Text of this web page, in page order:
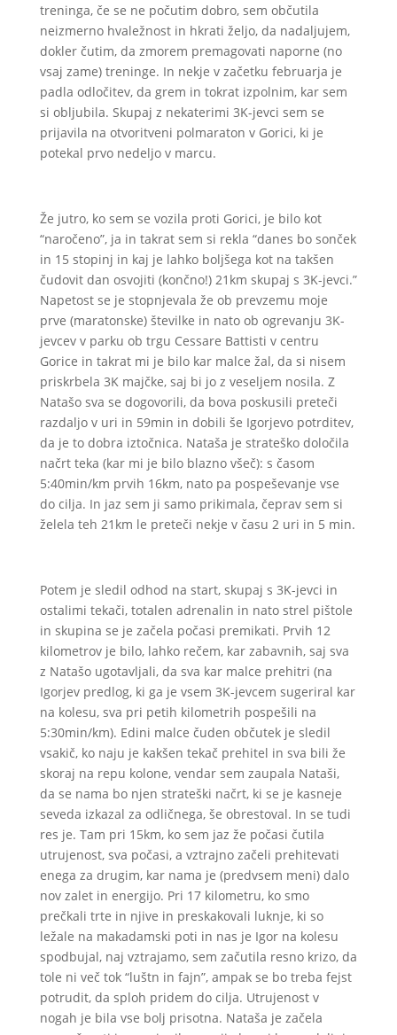
treninga, če se ne počutim dobro, sem občutila
neizmerno hvaležnost in hkrati željo, da nadaljujem,
dokler čutim, da zmorem premagovati naporne (no
vsaj zame) treninge. In nekje v začetku februarja je
padla odločitev, da grem in tokrat izpolnim, kar sem
si obljubila. Skupaj z nekaterimi 3K-jevci sem se
prijavila na otvoritveni polmaraton v Gorici, ki je
potekal prvo nedeljo v marcu.
Že jutro, ko sem se vozila proti Gorici, je bilo kot
“naročeno”, ja in takrat sem si rekla “danes bo sonček
in 15 stopinj in kaj je lahko boljšega kot na takšen
čudovit dan osvojiti (končno!) 21km skupaj s 3K-jevci.”
Napetost se je stopnjevala že ob prevzemu moje
prve (maratonske) številke in nato ob ogrevanju 3K-
jevcev v parku ob trgu Cessare Battisti v centru
Gorice in takrat mi je bilo kar malce žal, da si nisem
priskrbela 3K majčke, saj bi jo z veseljem nosila. Z
Natašo sva se dogovorili, da bova poskusili preteči
razdaljo v uri in 59min in dobili še Igorjevo potrditev,
da je to dobra iztočnica. Nataša je strateško določila
načrt teka (kar mi je bilo blazno všeč): s časom
5:40min/km prvih 16km, nato pa pospeševanje vse
do cilja. In jaz sem ji samo prikimala, čeprav sem si
želela teh 21km le preteči nekje v času 2 uri in 5 min.
Potem je sledil odhod na start, skupaj s 3K-jevci in
ostalimi tekači, totalen adrenalin in nato strel pištole
in skupina se je začela počasi premikati. Prvih 12
kilometrov je bilo, lahko rečem, kar zabavnih, saj sva
z Natašo ugotavljali, da sva kar malce prehitri (na
Igorjev predlog, ki ga je vsem 3K-jevcem sugeriral kar
na kolesu, sva pri petih kilometrih pospešili na
5:30min/km). Edini malce čuden občutek je sledil
vsakič, ko naju je kakšen tekač prehitel in sva bili že
skoraj na repu kolone, vendar sem zaupala Nataši,
da se nama bo njen strateški načrt, ki se je kasneje
seveda izkazal za odličnega, še obrestoval. In se tudi
res je. Tam pri 15km, ko sem jaz že počasi čutila
utrujenost, sva počasi, a vztrajno začeli prehitevati
enega za drugim, kar nama je (predvsem meni) dalo
nov zalet in energijo. Pri 17 kilometru, ko smo
prečkali trte in njive in preskakovali luknje, ki so
ležale na makadamski poti in nas je Igor na kolesu
spodbujal, naj vztrajamo, sem začutila resno krizo, da
tole ni več tok “luštn in fajn”, ampak se bo treba fejst
potrudit, da sploh pridem do cilja. Utrujenost v
nogah je bila vse bolj prisotna. Nataša je začela